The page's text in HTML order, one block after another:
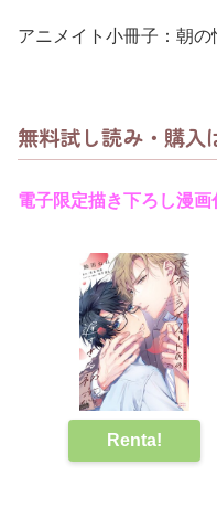
アニメイト小冊子：朝の
無料試し読み・購
電子限定描き下ろし漫
Renta!